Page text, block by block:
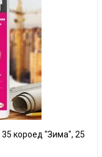
короед "Зима", 25